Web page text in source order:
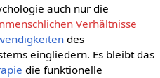
auch nur die
Verhältnisse
des
eingliedern. Es bleibt das
die funktionelle